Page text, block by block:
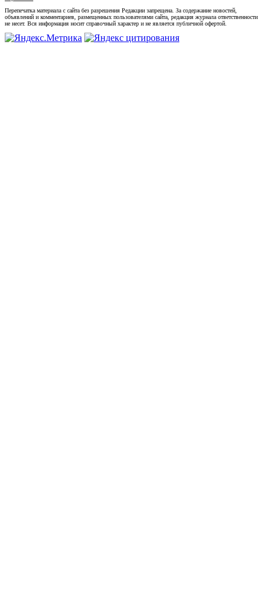
Перепечатка материала с сайта без разрешения Редакции запрещена. За содержание новостей,
объявлений и комментариев, размещенных пользователями сайта, редакция журнала ответственности
не несет. Вся информация носит справочный характер и не является публичной офертой.